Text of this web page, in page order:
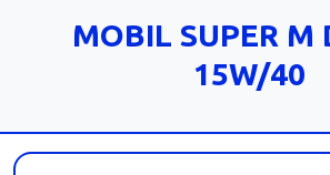
MOBIL SUPER M
15W/40